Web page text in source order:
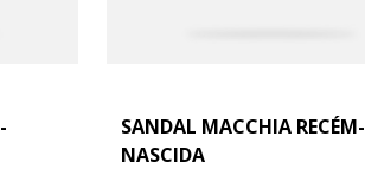
SANDAL MACCHIA RECÉM-
NASCIDA